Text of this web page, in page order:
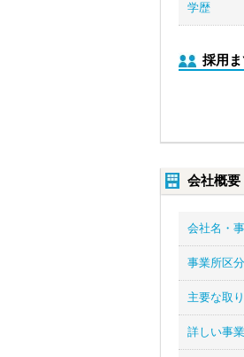
学歴
採用
会社概要
会社名・
事業所区分
主要な取
詳しい事